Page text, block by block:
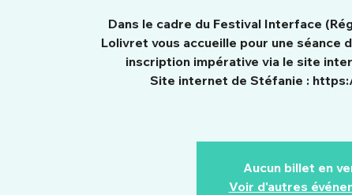
Dans le cadre du Festival Interface
Lolivret vous accueille pour une séance
inscription impérative via le site
Site internet de Stéfanie :
Aucun billet en
Voir d'autres